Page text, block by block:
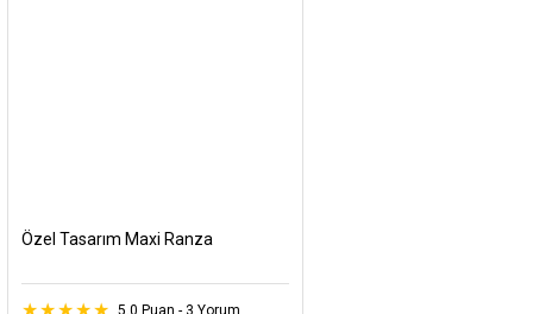
Özel Tasarım Maxi Ranza
5.0 Puan - 3 Yorum